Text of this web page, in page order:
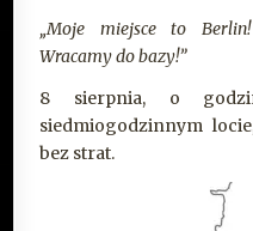
„Moje miejsce to
Wracamy do bazy!”
8 sierpnia, o
siedmiogodzinnym
bez strat.